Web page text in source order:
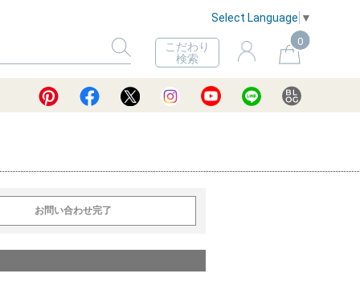
Select Language ▼
こだわり
検索
0
お問い合わせ完了